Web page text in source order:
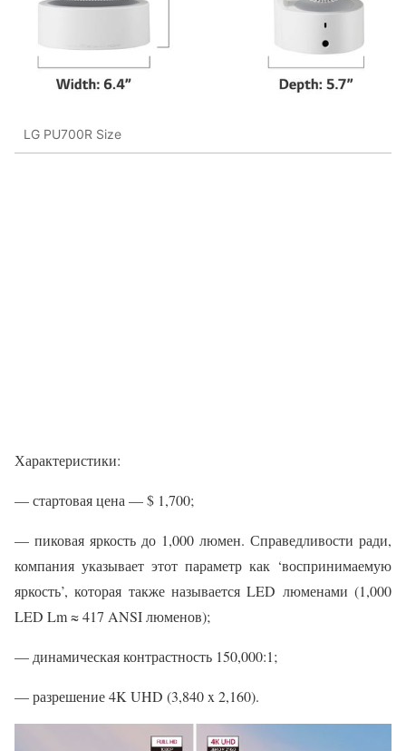
LG PU700R Size
Характеристики:
— стартовая цена — $ 1,700;
— пиковая яркость до 1,000 люмен. Справедливости ради,
компания указывает этот параметр как ‘воспринимаемую
яркость’, которая также называется LED люменами (1,000
LED Lm ≈ 417 ANSI люменов);
— динамическая контрастность 150,000:1;
— разрешение 4K UHD (3,840 x 2,160).